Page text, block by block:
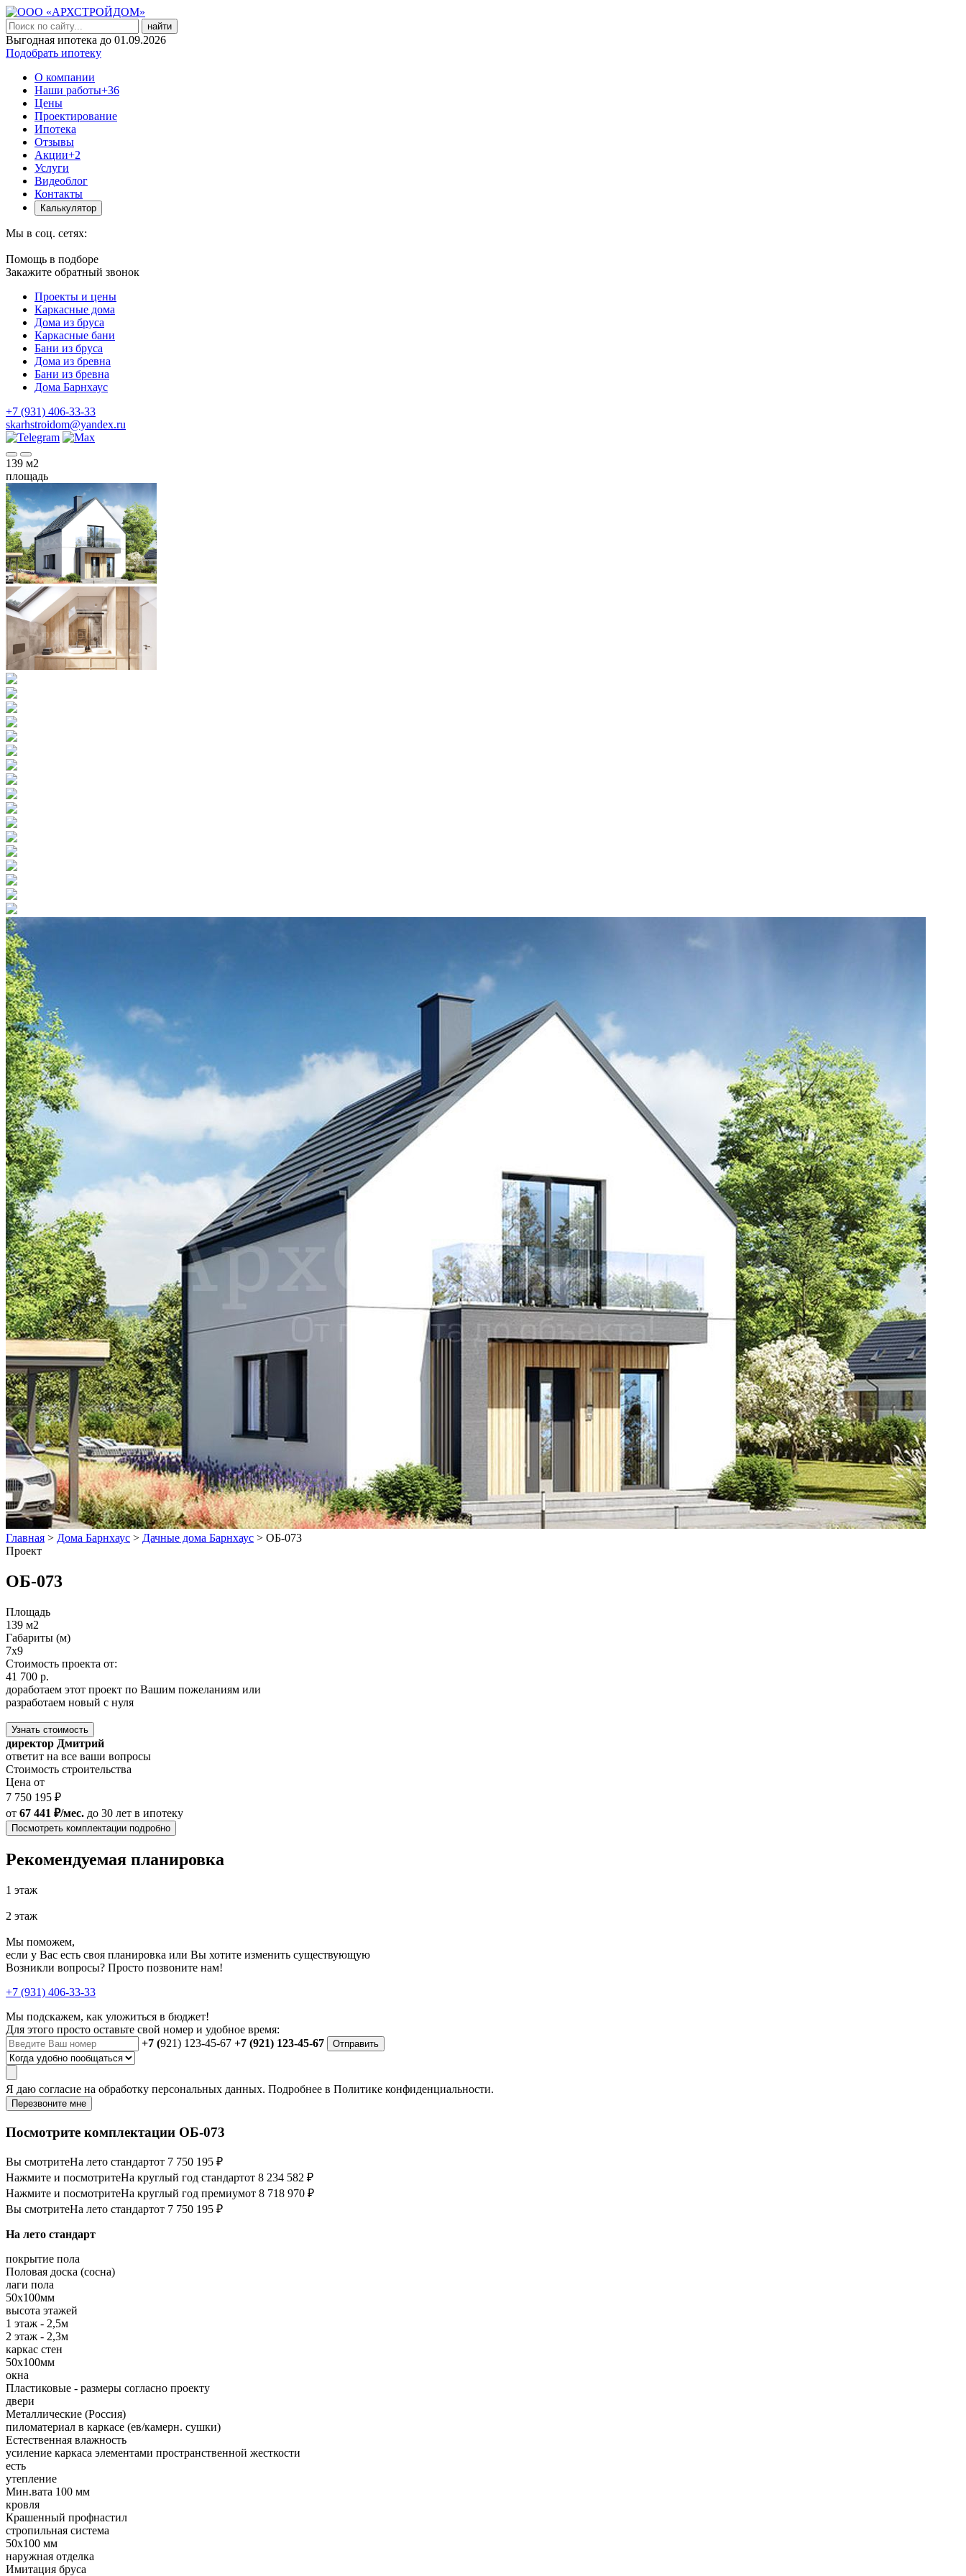
найти
Выгодная ипотека до 01.09.2026
Подобрать ипотеку
О компании
Наши работы+36
Цены
Проектирование
Ипотека
Отзывы
Акции+2
Услуги
Видеоблог
Контакты
Калькулятор
Мы в соц. сетях:
Помощь в подборе
Закажите обратный звонок
Проекты и цены
Каркасные дома
Дома из бруса
Каркасные бани
Бани из бруса
Дома из бревна
Бани из бревна
Дома Барнхаус
+7 (931) 406-33-33
skarhstroidom@yandex.ru
139 м2
площадь
Главная > Дома Барнхаус > Дачные дома Барнхаус > ОБ-073
Проект
ОБ-073
Площадь
139 м2
Габариты (м)
7x9
Стоимость проекта от:
41 700 р.
доработаем этот проект по Вашим пожеланиям или
разработаем новый с нуля
Узнать стоимость
директор Дмитрий
ответит на все ваши вопросы
Стоимость строительства
Цена от
7 750 195 ₽
от 67 441 ₽/мес. до 30 лет в ипотеку
Посмотреть комплектации подробно
Рекомендуемая планировка
1 этаж
2 этаж
Мы поможем,
если у Вас есть своя планировка или Вы хотите изменить существующую
Возникли вопросы? Просто позвоните нам!
+7 (931) 406-33-33
Мы подскажем, как уложиться в бюджет!
Для этого просто оставьте свой номер и удобное время:
+7 (921) 123-45-67 +7 (921) 123-45-67 Отправить
Я даю согласие на обработку персональных данных. Подробнее в Политике конфиденциальности.
Перезвоните мне
Посмотрите комплектации ОБ-073
Вы смотритеНа лето стандартот 7 750 195 ₽
Нажмите и посмотритеНа круглый год стандартот 8 234 582 ₽
Нажмите и посмотритеНа круглый год премиумот 8 718 970 ₽
Вы смотритеНа лето стандартот 7 750 195 ₽
На лето стандарт
покрытие пола
Половая доска (сосна)
лаги пола
50х100мм
высота этажей
1 этаж - 2,5м
2 этаж - 2,3м
каркас стен
50х100мм
окна
Пластиковые - размеры согласно проекту
двери
Металлические (Россия)
пиломатериал в каркасе (ев/камерн. сушки)
Естественная влажность
усиление каркаса элементами пространственной жесткости
есть
утепление
Мин.вата 100 мм
кровля
Крашенный профнастил
стропильная система
50х100 мм
наружная отделка
Имитация бруса